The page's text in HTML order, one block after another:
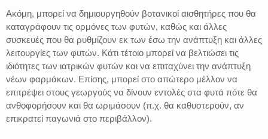
Ακόμη, μπορεί να δημιουργηθούν βοτανικοί αισθητήρες που θα
καταγράφουν τις ορμόνες των φυτών, καθώς και άλλες
συσκευές που θα ρυθμίζουν εκ των έσω την ανάπτυξη και άλλες
λειτουργίες των φυτών. Κάτι τέτοιο μπορεί να βελτιώσει τις
ιδιότητες των ιατρικών φυτών και να επιταχύνει την ανάπτυξη
νέων φαρμάκων. Επίσης, μπορεί στο απώτερο μέλλον να
επιτρέψει στους γεωργούς να δίνουν εντολές στα φυτά πότε θα
ανθοφορήσουν και θα ωριμάσουν (π.χ. θα καθυστερούν, αν
επικρατεί παγωνιά στο περιβάλλον).